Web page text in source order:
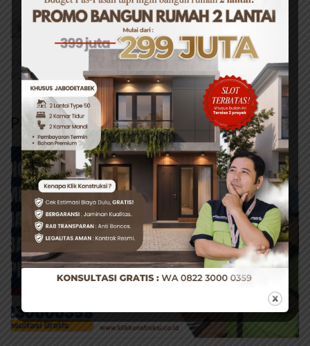
Facebook
TAG: #JASA DESAIN INTERIOR
#JASA DESAIN
RUMAH
Pos Terkait